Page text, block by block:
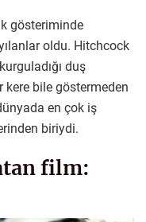
gösteriminde
oldu. Hitchcock
duş
kere bile göstermeden
en çok iş
biriydi.
film: